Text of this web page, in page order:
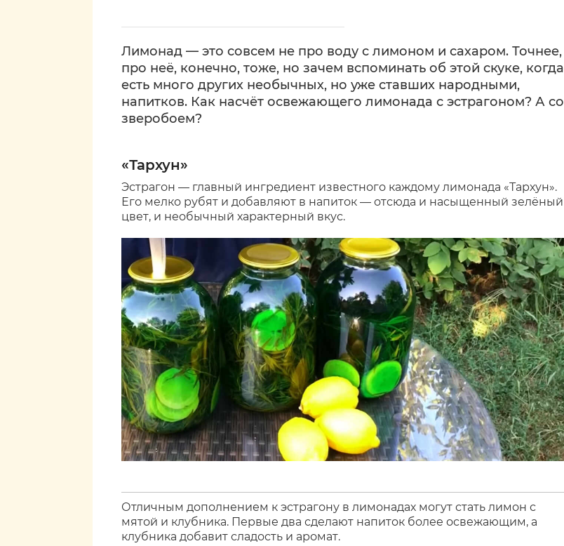
Лимонад — это совсем не про воду с лимоном и сахаром. Точнее,
про неё, конечно, тоже, но зачем вспоминать об этой скуке, когда
есть много других необычных, но уже ставших народными,
напитков. Как насчёт освежающего лимонада с эстрагоном? А со
зверобоем?
«Тархун»
Эстрагон — главный ингредиент известного каждому лимонада «Тархун».
Его мелко рубят и добавляют в напиток — отсюда и насыщенный зелёный
цвет, и необычный характерный вкус.
Отличным дополнением к эстрагону в лимонадах могут стать лимон с
мятой и клубника. Первые два сделают напиток более освежающим, а
клубника добавит сладость и аромат.